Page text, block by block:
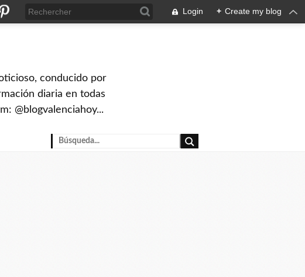
Login + Create my blog
conducido por
diaria en todas
@blogvalenciahoy...